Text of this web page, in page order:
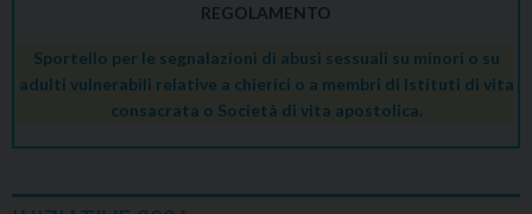
REGOLAMENTO
Sportello per le segnalazioni di abusi sessuali su minori o su
adulti vulnerabili relative a chierici o a membri di Istituti di vita
consacrata o Società di vita apostolica.